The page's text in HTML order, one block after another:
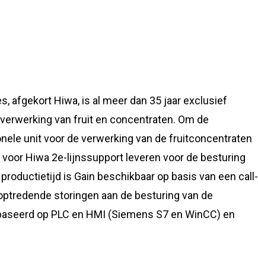
afgekort Hiwa, is al meer dan 35 jaar exclusief
van fruit en concentraten. Om de
unit voor de verwerking van de fruitconcentraten
Hiwa 2e-lijnssupport leveren voor de besturing
is Gain beschikbaar op basis van een call-
storingen aan de besturing van de
op PLC en HMI (Siemens S7 en WinCC) en